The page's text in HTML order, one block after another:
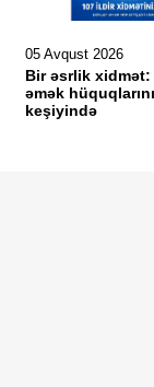
05 Avqust 2026
Bir əsrlik xidmət:
əmək
keşiyində